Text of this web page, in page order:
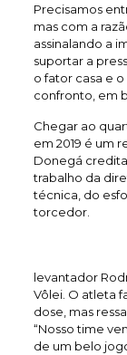
Precisamos
mas com a
assinalando a
suportar a
o fator casa e
confronto, em
Chegar ao
em 2019 é um
Donegá
trabalho da
técnica, do
torcedor.
levantador
Vôlei. O atleta
dose, mas
“Nosso time
de um belo